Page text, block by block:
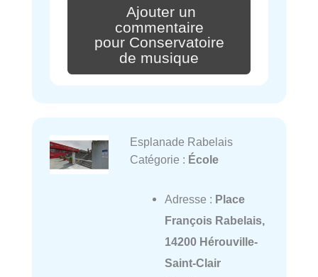
Ajouter un
commentaire
pour Conservatoire
de musique
Esplanade Rabelais
Catégorie : École
Adresse : Place
François Rabelais,
14200 Hérouville-
Saint-Clair